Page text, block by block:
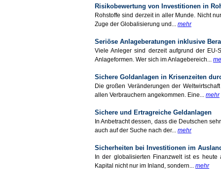
Risikobewertung von Investitionen in
Rohstoffe sind derzeit in aller Munde. Nicht
Zuge der Globalisierung und... mehr
Seriöse Anlageberatungen inklusive
Viele Anleger sind derzeit aufgrund der
Anlageformen. Wer sich im Anlagebereich...
Sichere Goldanlagen in Krisenzeiten
Die großen Veränderungen der
allen Verbrauchern angekommen. Eine... mehr
Sichere und Ertragreiche Geldanlagen
In Anbetracht dessen, dass die Deutschen
auch auf der Suche nach der... mehr
Sicherheiten bei Investitionen im
In der globalisierten Finanzwelt ist es heute
Kapital nicht nur im Inland, sondern... mehr